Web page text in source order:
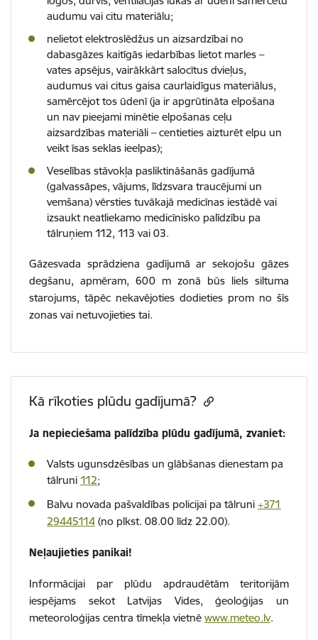
audumu vai citu materiālu;
nelietot elektroslēdžus un aizsardzībai no
dabasgāzes kaitīgās iedarbības lietot marles –
vates apsējus, vairākkārt salocītus dvieļus,
audumus vai citus gaisa caurlaidīgus materiālus,
samērcējot tos ūdenī (ja ir apgrūtināta elpošana
un nav pieejami minētie elpošanas ceļu
aizsardzības materiāli – centieties aizturēt elpu un
veikt īsas seklas ieelpas);
Veselības stāvokļa pasliktināšanās gadījumā
(galvassāpes, vājums, līdzsvara traucējumi un
vemšana) vērsties tuvākajā medicīnas iestādē vai
izsaukt neatliekamo medicīnisko palīdzību pa
tālruņiem 112, 113 vai 03.
Gāzesvada sprādziena gadījumā ar sekojošu gāzes
degšanu, apmēram, 600 m zonā būs liels siltuma
starojums, tāpēc nekavējoties dodieties prom no šīs
zonas vai netuvojieties tai.
Kā rīkoties plūdu gadījumā?
Ja nepieciešama palīdzība plūdu gadījumā, zvaniet:
Valsts ugunsdzēsības un glābšanas dienestam pa
tālruni 112;
Balvu novada pašvaldības policijai pa tālruni +371
29445114 (no plkst. 08.00 līdz 22.00).
Neļaujieties panikai!
Informācijai par plūdu apdraudētām teritorijām
iespējams sekot Latvijas Vides, ģeoloģijas un
meteoroloģijas centra tīmekļa vietnē www.meteo.lv.